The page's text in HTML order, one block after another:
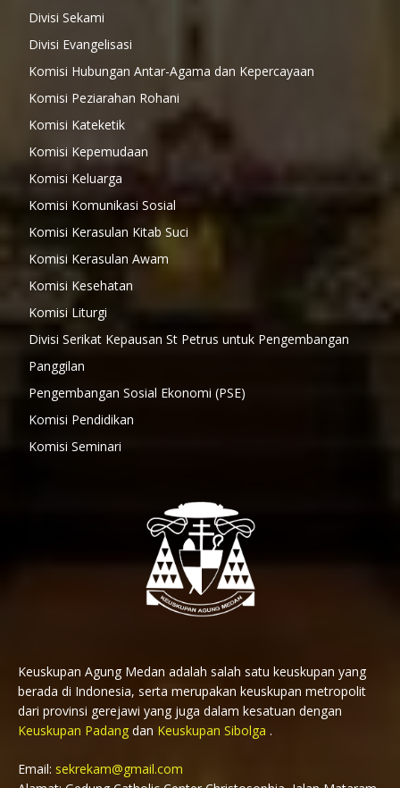
Divisi Sekami
Divisi Evangelisasi
Komisi Hubungan Antar-Agama dan Kepercayaan
Komisi Peziarahan Rohani
Komisi Kateketik
Komisi Kepemudaan
Komisi Keluarga
Komisi Komunikasi Sosial
Komisi Kerasulan Kitab Suci
Komisi Kerasulan Awam
Komisi Kesehatan
Komisi Liturgi
Divisi Serikat Kepausan St Petrus untuk Pengembangan
Panggilan
Pengembangan Sosial Ekonomi (PSE)
Komisi Pendidikan
Komisi Seminari
Keuskupan Agung Medan adalah salah satu keuskupan yang
berada di Indonesia, serta merupakan keuskupan metropolit
dari provinsi gerejawi yang juga dalam kesatuan dengan
Keuskupan Padang dan Keuskupan Sibolga .
Email: sekrekam@gmail.com